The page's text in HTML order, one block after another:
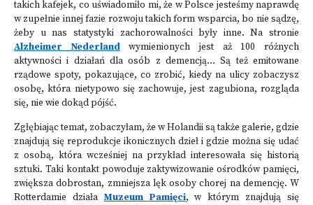
takich kafejek, co uświadomiło mi, że w Polsce jesteśmy naprawdę
w zupełnie innej fazie rozwoju takich form wsparcia, bo nie sądzę,
żeby u nas statystyki zachorowalności były inne. Na stronie
Alzheimer Nederlandwymienionych jest aż 100 różnych
aktywności i działań dla osób z demencją... Są też emitowane
rządowe spoty, pokazujące, co zrobić, kiedy na ulicy zobaczysz
osobę, która nietypowo się zachowuje, jest zagubiona, rozgląda
się, nie wie dokąd pójść.
Zgłębiając temat, zobaczyłam, że w Holandii są także galerie, gdzie
znajdują się reprodukcje ikonicznych dzieł i gdzie można się udać
z osobą, która wcześniej na przykład interesowała się historią
sztuki. Taki kontakt powoduje zaktywizowanie ośrodków pamięci,
zwiększa dobrostan, zmniejsza lęk osoby chorej na demencję. W
Rotterdamie działaMuzeum Pamięci, w którym znajdują się